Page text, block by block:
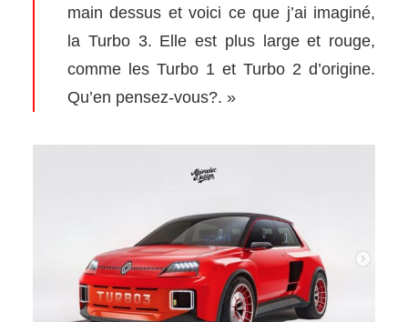
main dessus et voici ce que j’ai imaginé,
la Turbo 3. Elle est plus large et rouge,
comme les Turbo 1 et Turbo 2 d’origine.
Qu’en pensez-vous?. »